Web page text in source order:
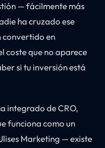
— fácilmente más
ha cruzado ese
convertido en
coste que no aparece
si tu inversión está
integrado de CRO,
funciona como un
Marketing — existe